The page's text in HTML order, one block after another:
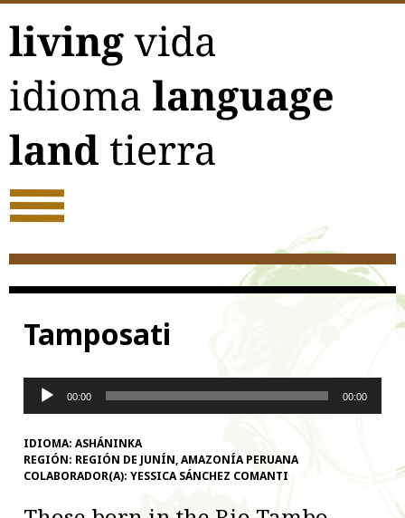
Tamposati
Reproductor
de
00:00 00:00
IDIOMA: ASHÁNINKA
REGIÓN: REGIÓN DE JUNÍN, AMAZONÍA PERUANA
COLABORADOR(A): YESSICA SÁNCHEZ COMANTI